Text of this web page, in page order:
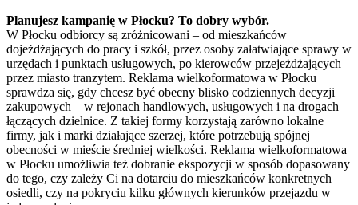
Planujesz kampanię w Płocku? To dobry wybór.
W Płocku odbiorcy są zróżnicowani – od mieszkańców
dojeżdżających do pracy i szkół, przez osoby załatwiające sprawy w
urzędach i punktach usługowych, po kierowców przejeżdżających
przez miasto tranzytem. Reklama wielkoformatowa w Płocku
sprawdza się, gdy chcesz być obecny blisko codziennych decyzji
zakupowych – w rejonach handlowych, usługowych i na drogach
łączących dzielnice. Z takiej formy korzystają zarówno lokalne
firmy, jak i marki działające szerzej, które potrzebują spójnej
obecności w mieście średniej wielkości. Reklama wielkoformatowa
w Płocku umożliwia też dobranie ekspozycji w sposób dopasowany
do tego, czy zależy Ci na dotarciu do mieszkańców konkretnych
osiedli, czy na pokryciu kilku głównych kierunków przejazdu w